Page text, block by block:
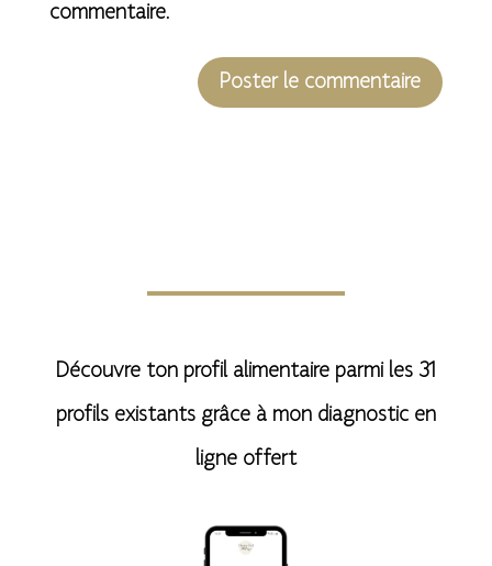
commentaire.
Découvre ton profil alimentaire parmi les 31
profils existants grâce à mon diagnostic en
ligne offert